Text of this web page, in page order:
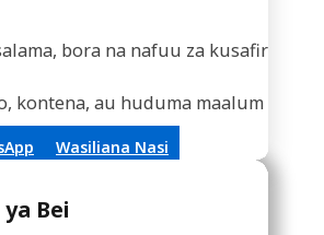
bora na nafuu za kusafirisha
kontena, au huduma maalum za
Wasiliana Nasi
Bei